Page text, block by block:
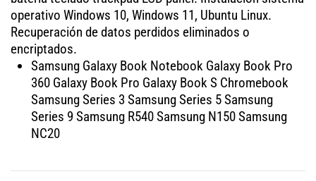
operativo Windows 10, Windows 11, Ubuntu Linux.
Recuperación de datos perdidos eliminados o
encriptados.
Samsung Galaxy Book Notebook Galaxy Book Pro
360 Galaxy Book Pro Galaxy Book S Chromebook
Samsung Series 3 Samsung Series 5 Samsung
Series 9 Samsung R540 Samsung N150 Samsung
NC20